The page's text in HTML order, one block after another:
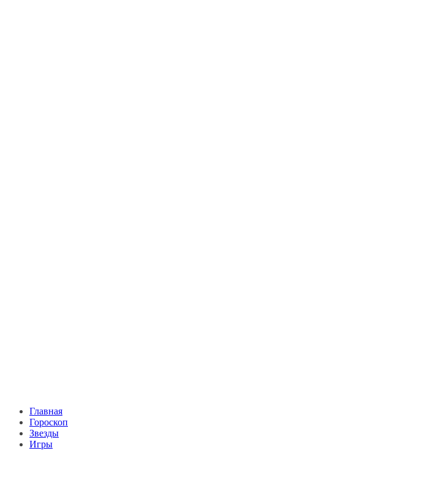
Главная
Гороскоп
Звезды
Игры